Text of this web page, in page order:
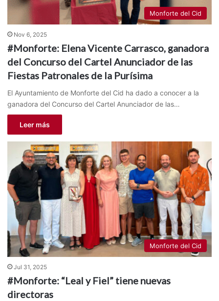
Monforte del Cid
Nov 6, 2025
#Monforte: Elena Vicente Carrasco, ganadora
del Concurso del Cartel Anunciador de las
Fiestas Patronales de la Purísima
El Ayuntamiento de Monforte del Cid ha dado a conocer a la
ganadora del Concurso del Cartel Anunciador de las…
Leer más
Monforte del Cid
Jul 31, 2025
#Monforte: “Leal y Fiel” tiene nuevas
directoras